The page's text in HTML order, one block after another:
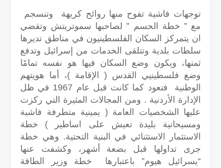
توجهات فاشية تفوح منها روائح كريهة وتنسجم
مع ” خطة الحسم ” لصاحبها سموتريتش وتقضي
ان يتمركز السكان الفلسطينيون في مناطق تديرها
سلطات بلدية وتتلقى الخدمات من إسرائيل وتدفع
ثمنها، ويكون وضع السكان فيها هو نفسه تمامًا
وضع فلسطينيي القدس ( الإقامة )، أما هويتهم
الوطنية فتعود كما كانت قبل عام 1967 في ظل
الإدارة الأردنية . ومن المجالات المثيرة التي ركزت
عليها الشخصيات العامة ( يمينية متطرفة فاشية
ومسيحانية بليدة تعيش على اساطير ) خطة
الاستثمار الاستثنائي في البنية التحتية. وهي خطة
جرى تداولها قبل بضعة أشهر، وكشفت عنها
“يسرائيل هيوم” باعتبارها خطة وزير الطاقة